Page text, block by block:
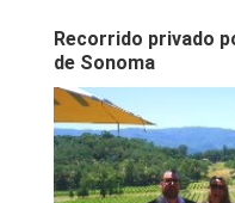
Recorrido privado
de Sonoma